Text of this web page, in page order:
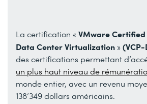
La certification « VMware
Data Center Virtualization »(VCP-
des certifications permettant
un plus haut niveau de
monde entier, avec un revenu
138’349 dollars américains.